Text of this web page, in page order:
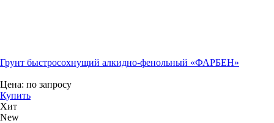
Грунт быстросохнущий алкидно-фенольный «ФАРБЕН»
Цена: по запросу
Купить
Хит
New